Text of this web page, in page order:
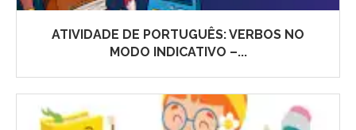
ATIVIDADE DE PORTUGUÊS: VERBOS NO
MODO INDICATIVO –...